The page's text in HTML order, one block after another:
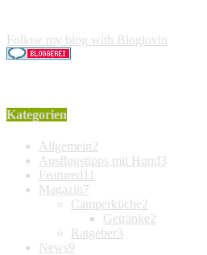
Follow my blog with Bloglovin
Kategorien
Allgemein2
Ausflugstipps mit Hund3
Featured 11
Magazin7
Camperküche2
Getränke2
Ratgeber3
News9